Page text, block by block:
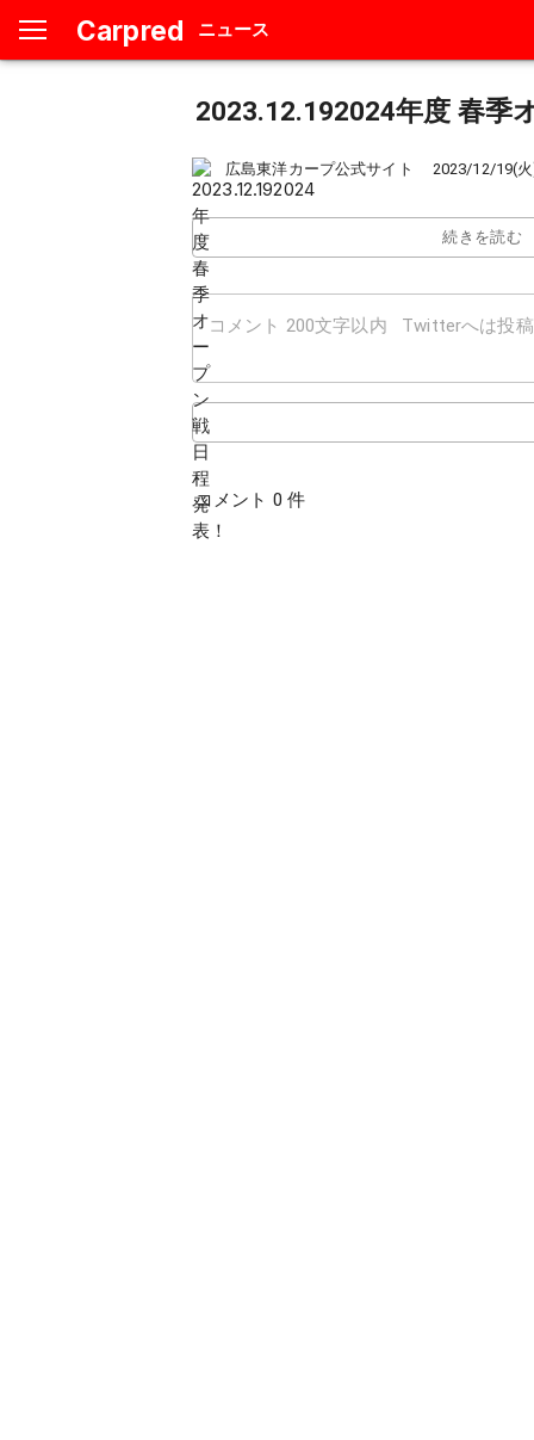
Carpred ニュース
2023.12.192024年度 春季
広島東洋カープ公式サイト 2023/12/19(
続きを読む
コメント 0 件